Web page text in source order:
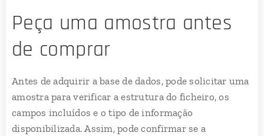
Peça uma amostra antes
de comprar
Antes de adquirir a base de dados, pode solicitar uma
amostra para verificar a estrutura do ficheiro, os
campos incluídos e o tipo de informação
disponibilizada. Assim, pode confirmar se a